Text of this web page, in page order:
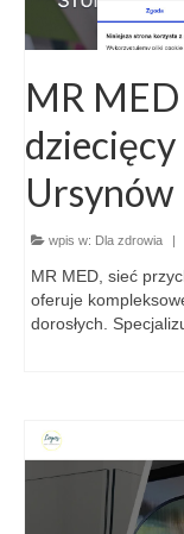
MR
Ursynów
wpis w: Dla zdrowia |
MR MED, sieć
oferuje
dorosłych.